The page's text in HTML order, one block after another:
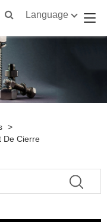
Language
>
De Cierre